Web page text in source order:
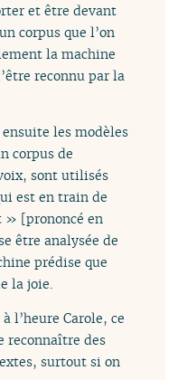
et être devant
corpus que l’on
la machine
reconnu par la
les modèles
corpus de
sont utilisés
est en train de
» [prononcé en
être analysée de
prédise que
la joie.
l’heure Carole, ce
reconnaître des
surtout si on